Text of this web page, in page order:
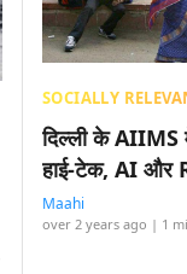
SOCIALLY
दिल्ली के AIIMS
हाई-टेक, AI और
Maahi
over 2 years ago | 1